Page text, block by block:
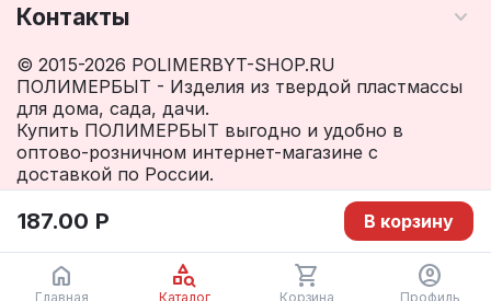
187.00 Р В корзину
Контакты
© 2015-2026 POLIMERBYT-SHOP.RU
ПОЛИМЕРБЫТ - Изделия из твердой пластмассы
для дома, сада, дачи.
Купить ПОЛИМЕРБЫТ выгодно и удобно в
оптово-розничном интернет-магазине с
доставкой по России.
Главная Каталог Корзина Профиль